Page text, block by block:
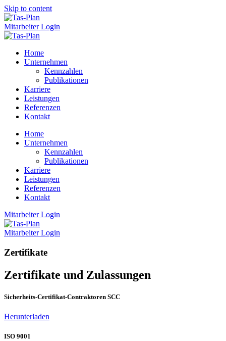
Skip to content
Mitarbeiter Login
Home
Unternehmen
Kennzahlen
Publikationen
Karriere
Leistungen
Referenzen
Kontakt
Home
Unternehmen
Kennzahlen
Publikationen
Karriere
Leistungen
Referenzen
Kontakt
Mitarbeiter Login
Mitarbeiter Login
Zertifikate
Zertifikate und Zulassungen
Sicherheits-Certifikat-Contraktoren SCC
Herunterladen
ISO 9001